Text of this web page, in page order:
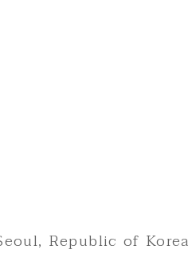
Republic of Korea